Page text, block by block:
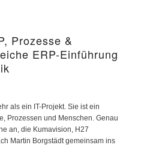
Prozesse &
ERP-Einführung
als ein IT-Projekt. Sie ist ein
Prozessen und Menschen. Genau
an, die Kumavision, H27
Martin Borgstädt gemeinsam ins